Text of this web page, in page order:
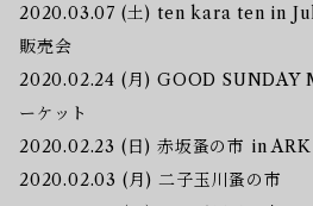
2020.03.07 (土) ten kara ten in
販売会
2020.02.24 (月) GOOD
ーケット
2020.02.23 (日) 赤坂蚤の市 in
2020.02.03 (月) 二子玉川蚤の市